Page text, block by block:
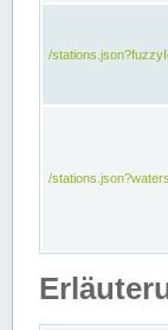
/
/